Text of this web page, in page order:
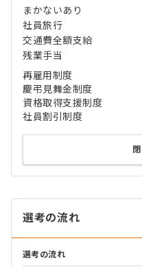
まかないあり
社員旅行
交通費全額支給
残業手当
再雇用制度
慶弔見舞金制度
資格取得支援制度
社員割引制度
選考の流れ
選考の流れ